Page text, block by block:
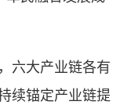
六大产业链各有
续锚定产业链提